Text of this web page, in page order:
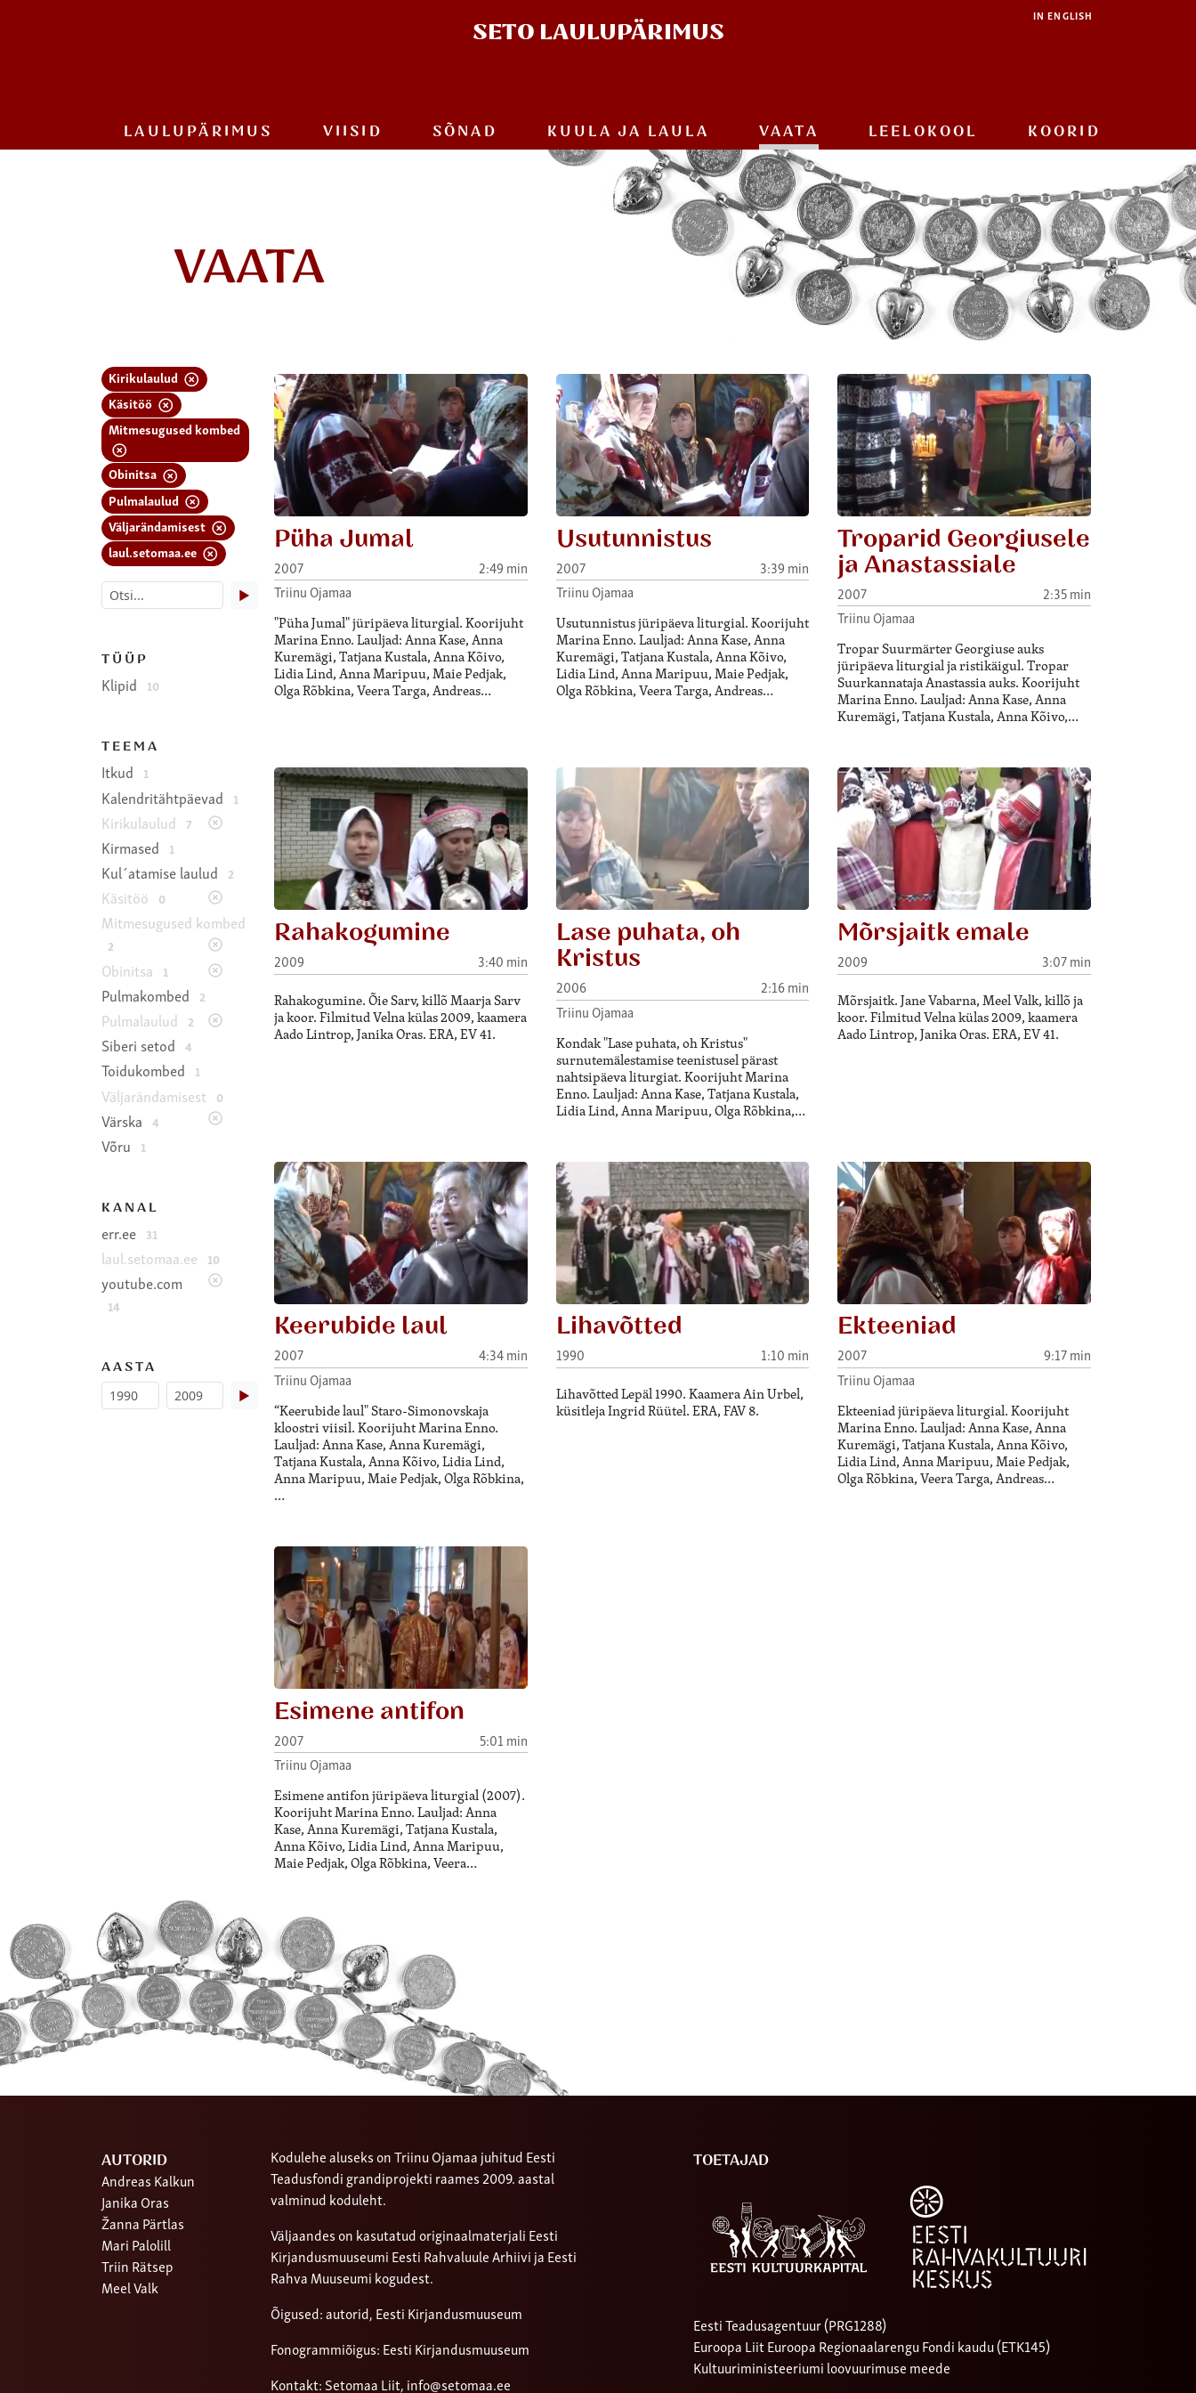
SETO LAULUPÄRIMUS
IN ENGLISH
LAULU­PÄRIMUS VIISID SÕNAD KUULA JA LAULA VAATA LEELOKOOL KOORID
VAATA
Kirikulaulud
Käsitöö
Mitmesugused kombed
Obinitsa
Pulmalaulud
Väljarändamisest
laul.setomaa.ee
▶
TÜÜP
Klipid 10
TEEMA
Itkud 1
Kalendritähtpäevad 1
Kirikulaulud 7
Kirmased 1
Kul´atamise laulud 2
Käsitöö 0
Mitmesugused kombed
2
Obinitsa 1
Pulmakombed 2
Pulmalaulud 2
Siberi setod 4
Toidukombed 1
Väljarändamisest 0
Värska 4
Võru 1
KANAL
err.ee 31
laul.setomaa.ee 10
youtube.com
14
AASTA
▶
Püha Jumal
2007
2:49 min
Triinu Ojamaa
"Püha Jumal" jüripäeva liturgial. Koorijuht
Marina Enno. Lauljad: Anna Kase, Anna
Kuremägi, Tatjana Kustala, Anna Kõivo,
Lidia Lind, Anna Maripuu, Maie Pedjak,
Olga Rõbkina, Veera Targa, Andreas…
Usutunnistus
2007
3:39 min
Triinu Ojamaa
Usutunnistus jüripäeva liturgial. Koorijuht
Marina Enno. Lauljad: Anna Kase, Anna
Kuremägi, Tatjana Kustala, Anna Kõivo,
Lidia Lind, Anna Maripuu, Maie Pedjak,
Olga Rõbkina, Veera Targa, Andreas…
Troparid Georgiusele
ja Anastassiale
2007
2:35 min
Triinu Ojamaa
Tropar Suurmärter Georgiuse auks
jüripäeva liturgial ja ristikäigul. Tropar
Suurkannataja Anastassia auks. Koorijuht
Marina Enno. Lauljad: Anna Kase, Anna
Kuremägi, Tatjana Kustala, Anna Kõivo,…
Rahakogumine
2009 3:40 min
Rahakogumine. Õie Sarv, killõ Maarja Sarv
ja koor. Filmitud Velna külas 2009, kaamera
Aado Lintrop, Janika Oras. ERA, EV 41.
Lase puhata, oh
Kristus
2006
2:16 min
Triinu Ojamaa
Kondak "Lase puhata, oh Kristus"
surnutemälestamise teenistusel pärast
nahtsipäeva liturgiat. Koorijuht Marina
Enno. Lauljad: Anna Kase, Tatjana Kustala,
Lidia Lind, Anna Maripuu, Olga Rõbkina,…
Mõrsjaitk emale
2009 3:07 min
Mõrsjaitk. Jane Vabarna, Meel Valk, killõ ja
koor. Filmitud Velna külas 2009, kaamera
Aado Lintrop, Janika Oras. ERA, EV 41.
Keerubide laul
2007
4:34 min
Triinu Ojamaa
“Keerubide laul" Staro-Simonovskaja
kloostri viisil. Koorijuht Marina Enno.
Lauljad: Anna Kase, Anna Kuremägi,
Tatjana Kustala, Anna Kõivo, Lidia Lind,
Anna Maripuu, Maie Pedjak, Olga Rõbkina,
…
Lihavõtted
1990 1:10 min
Lihavõtted Lepäl 1990. Kaamera Ain Urbel,
küsitleja Ingrid Rüütel. ERA, FAV 8.
Ekteeniad
2007
9:17 min
Triinu Ojamaa
Ekteeniad jüripäeva liturgial. Koorijuht
Marina Enno. Lauljad: Anna Kase, Anna
Kuremägi, Tatjana Kustala, Anna Kõivo,
Lidia Lind, Anna Maripuu, Maie Pedjak,
Olga Rõbkina, Veera Targa, Andreas…
Esimene antifon
2007
5:01 min
Triinu Ojamaa
Esimene antifon jüripäeva liturgial (2007).
Koorijuht Marina Enno. Lauljad: Anna
Kase, Anna Kuremägi, Tatjana Kustala,
Anna Kõivo, Lidia Lind, Anna Maripuu,
Maie Pedjak, Olga Rõbkina, Veera…
AUTORID
Andreas Kalkun
Janika Oras
Žanna Pärtlas
Mari Palolill
Triin Rätsep
Meel Valk
Kodulehe aluseks on Triinu Ojamaa juhitud Eesti
Teadusfondi grandiprojekti raames 2009. aastal
valminud koduleht.
Väljaandes on kasutatud originaalmaterjali Eesti
Kirjandusmuuseumi Eesti Rahvaluule Arhiivi ja Eesti
Rahva Muuseumi kogudest.
Õigused: autorid, Eesti Kirjandusmuuseum
Fonogrammiõigus: Eesti Kirjandusmuuseum
Kontakt: Setomaa Liit, info@setomaa.ee
TOETAJAD
Eesti Teadusagentuur (PRG1288)
Euroopa Liit Euroopa Regionaalarengu Fondi kaudu (ETK145)
Kultuuriministeeriumi loovuurimuse meede